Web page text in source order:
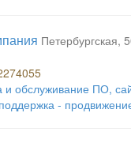
Петербургская,
и обслуживание ПО,
-